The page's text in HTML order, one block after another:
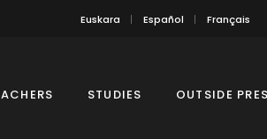
Euskara Español Français
STUDIES OUTSIDE